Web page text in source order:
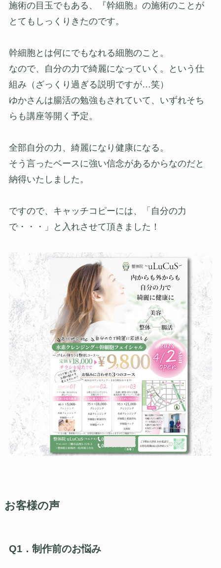
施術の目玉でもある、『幹細胞』の施術のことが
とてもしっくりきたのです。
幹細胞とは何にでもなれる細胞のこと。
なので、自分の力で綺麗になっていく。という仕
組み（ざっくり過ぎる説明ですが…笑）
ゆかさんは腸活の勉強もされていて、いずれそち
らも講座等開く予定。
全部自分の力、綺麗になり健康になる。
そう言ったベースに強い信念があるからなのだと
納得いたしました。
ですので、キャッチコピーには、「自分の力
で・・・」と入れさせて頂きました！
お客様の声
Q1．制作前のお悩み